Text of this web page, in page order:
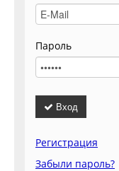
Пароль
Вход
Регистрация
Забыли пароль?